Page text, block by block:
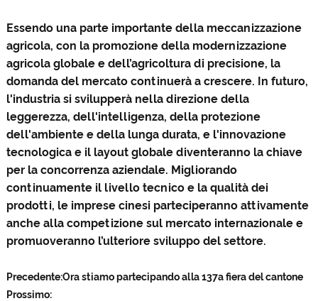
Essendo una parte importante della meccanizzazione
agricola, con la promozione della modernizzazione
agricola globale e dell’agricoltura di precisione, la
domanda del mercato continuerà a crescere. In futuro,
l'industria si svilupperà nella direzione della
leggerezza, dell'intelligenza, della protezione
dell'ambiente e della lunga durata, e l'innovazione
tecnologica e il layout globale diventeranno la chiave
per la concorrenza aziendale. Migliorando
continuamente il livello tecnico e la qualità dei
prodotti, le imprese cinesi parteciperanno attivamente
anche alla competizione sul mercato internazionale e
promuoveranno l’ulteriore sviluppo del settore.
Precedente:Ora stiamo partecipando alla 137a fiera del cantone
Prossimo: